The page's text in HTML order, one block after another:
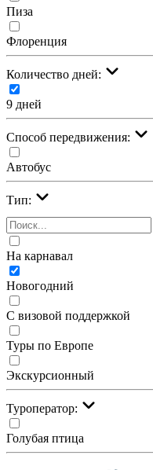
Пиза
Флоренция
Количество дней:
9 дней
Cпособ передвижения:
Автобус
Тип:
На карнавал
Новогодний
С визовой поддержкой
Туры по Европе
Экскурсионный
Туроператор:
Голубая птица